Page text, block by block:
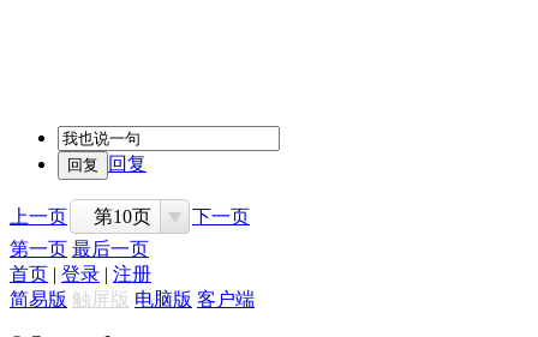
回复
上一页 第10页
下一页
第一页 最后一页
首页 | 登录 | 注册
简易版 触屏版 电脑版 客户端